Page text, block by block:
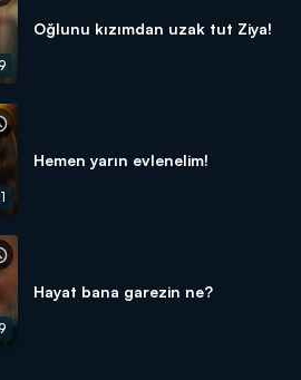
Oğlunu kızımdan uzak tut Ziya!
Hemen yarın evlenelim!
Hayat bana garezin ne?